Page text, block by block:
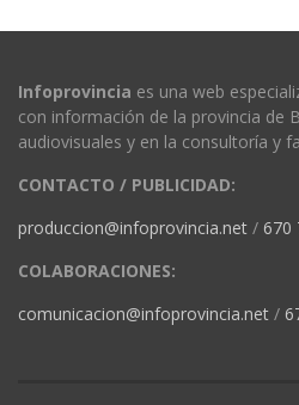
Infoprovincia es una web
con información de la provincia de
audiovisuales y en la consultoría y
CONTACTO / PUBLICIDAD:
produccion@infoprovincia.net / 670
COLABORACIONES:
comunicacion@infoprovincia.net /